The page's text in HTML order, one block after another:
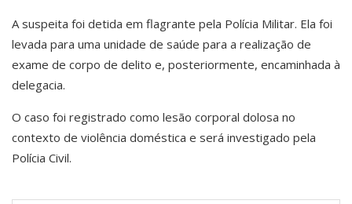
A suspeita foi detida em flagrante pela Polícia Militar. Ela foi
levada para uma unidade de saúde para a realização de
exame de corpo de delito e, posteriormente, encaminhada à
delegacia.
O caso foi registrado como lesão corporal dolosa no
contexto de violência doméstica e será investigado pela
Polícia Civil.